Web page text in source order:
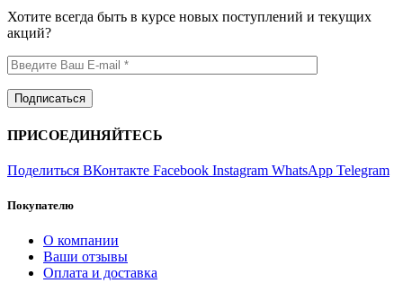
Хотите всегда быть в курсе новых поступлений и текущих
акций?
ПРИСОЕДИНЯЙТЕСЬ
Поделиться ВКонтакте Facebook Instagram WhatsApp Telegram
Покупателю
О компании
Ваши отзывы
Оплата и доставка